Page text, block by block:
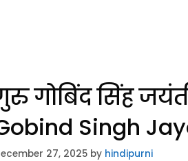
गोबिंद सिंह
Singh
27, 2025 by hindipurni